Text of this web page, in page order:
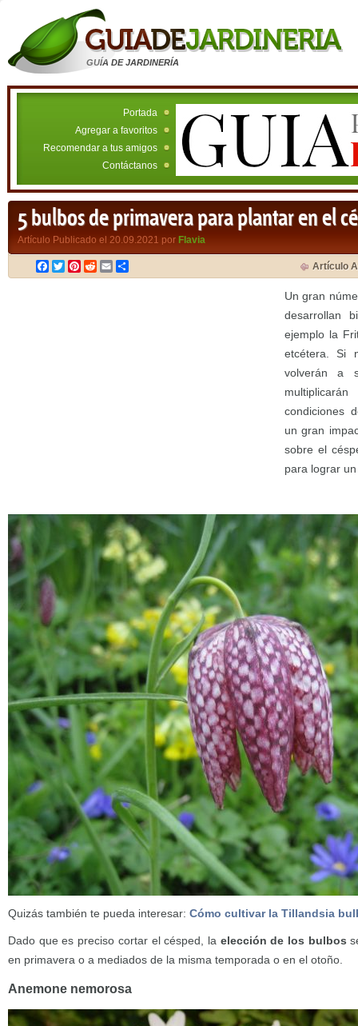
GUÍA DE JARDINERÍA
Portada
Agregar a favoritos
Recomendar a tus amigos
Contáctanos
5 bulbos de primavera para plantar en el
Artículo Publicado el 20.09.2021 por Flavia
Facebook
TwitterPinterest
RedditEmail Artículo
Un gran
desarrollan
ejemplo la
etcétera. Si
volverán a
condiciones
un gran
sobre el
para lograr
Quizás también te pueda interesar: Cómo cultivar la Tillandsia
Dado que es preciso cortar el césped, la elección de los bulbos
en primavera o a mediados de la misma temporada o en el otoño.
Anemone nemorosa